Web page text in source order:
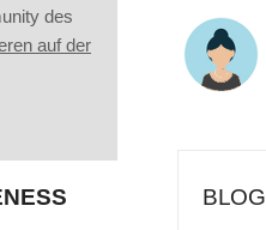
des
auf der
H
BLOG